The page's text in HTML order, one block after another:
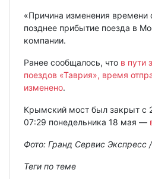
«Причина изменения времени
позднее прибытие поезда в
компании.
Ранее сообщалось, что в пути
поездов «Таврия», время
изменено.
Крымский мост был закрыт с
07:29 понедельника 18 мая —
Фото: Гранд Сервис Экспресс
Теги по теме